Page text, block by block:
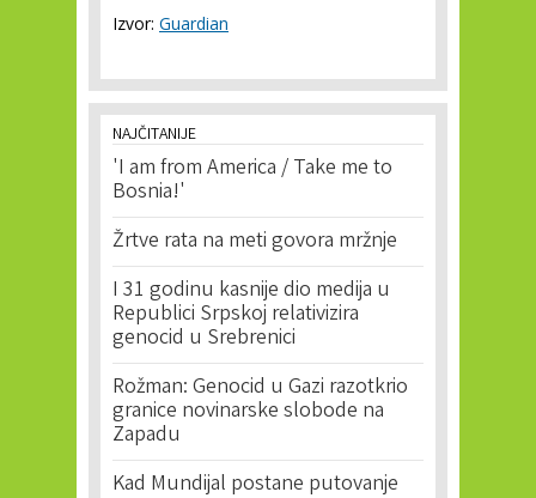
Izvor: Guardian
NAJČITANIJE
'I am from America / Take me to
Bosnia!'
Žrtve rata na meti govora mržnje
I 31 godinu kasnije dio medija u
Republici Srpskoj relativizira
genocid u Srebrenici
Rožman: Genocid u Gazi razotkrio
granice novinarske slobode na
Zapadu
Kad Mundijal postane putovanje